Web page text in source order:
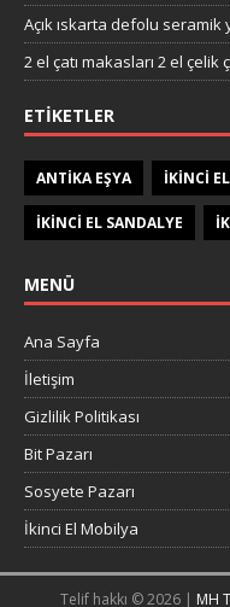
Açık ıskarta defolu
2 el çatı makasları 2 el çelik
ETIKETLER
ANTIKA EŞYA IKINCI
IKINCI EL SANDALYE
MENÜ
Ana Sayfa
İletişim
Gizlilik Politikası
Bit Pazarı
Sosyete Pazarı
İkinci El Mobilya
Telif hakkı © 2026 | MH